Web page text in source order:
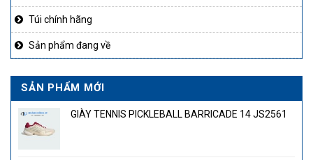
Túi chính hãng
Sản phẩm đang về
SẢN PHẨM MỚI
GIÀY TENNIS PICKLEBALL BARRICADE 14 JS2561